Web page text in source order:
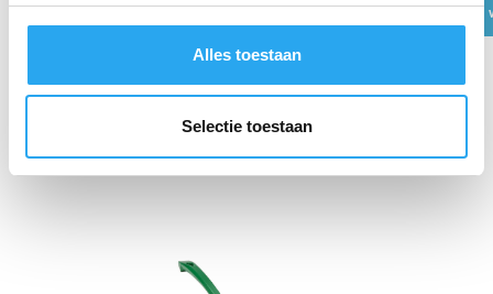
t
Alles toestaan
Selectie toestaan